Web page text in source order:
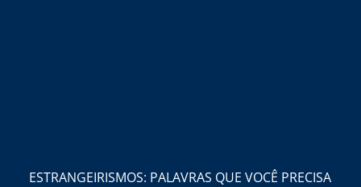
ESTRANGEIRISMOS: PALAVRAS QUE VOCÊ PRECISA